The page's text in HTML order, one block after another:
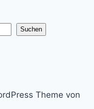
Suchen
Theme von